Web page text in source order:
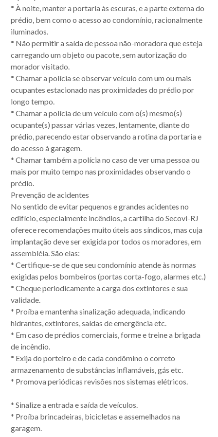
* À noite, manter a portaria às escuras, e a parte externa do
prédio, bem como o acesso ao condomínio, racionalmente
iluminados.
* Não permitir a saída de pessoa não-moradora que esteja
carregando um objeto ou pacote, sem autorização do
morador visitado.
* Chamar a polícia se observar veículo com um ou mais
ocupantes estacionado nas proximidades do prédio por
longo tempo.
* Chamar a polícia de um veículo com o(s) mesmo(s)
ocupante(s) passar várias vezes, lentamente, diante do
prédio, parecendo estar observando a rotina da portaria e
do acesso à garagem.
* Chamar também a polícia no caso de ver uma pessoa ou
mais por muito tempo nas proximidades observando o
prédio.
Prevenção de acidentes
No sentido de evitar pequenos e grandes acidentes no
edifício, especialmente incêndios, a cartilha do Secovi-RJ
oferece recomendações muito úteis aos síndicos, mas cuja
implantação deve ser exigida por todos os moradores, em
assembléia. São elas:
* Certifique-se de que seu condomínio atende às normas
exigidas pelos bombeiros (portas corta-fogo, alarmes etc.)
* Cheque periodicamente a carga dos extintores e sua
validade.
* Proíba e mantenha sinalização adequada, indicando
hidrantes, extintores, saídas de emergência etc.
* Em caso de prédios comerciais, forme e treine a brigada
de incêndio.
* Exija do porteiro e de cada condômino o correto
armazenamento de substâncias inflamáveis, gás etc.
* Promova periódicas revisões nos sistemas elétricos.
* Sinalize a entrada e saída de veículos.
* Proíba brincadeiras, bicicletas e assemelhados na
garagem.